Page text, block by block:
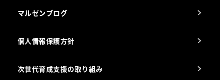
マルゼンブログ
個人情報保護方針
次世代育成支援の取り組み